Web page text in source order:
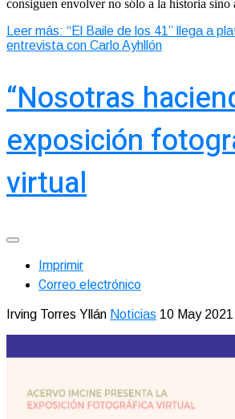
consiguen envolver no sólo a la historia sino
Leer más: “El Baile de los 41” llega a
entrevista con Carlo Ayhllón
“Nosotras
exposición
virtual
Imprimir
Correo electrónico
Irving Torres Yllán Noticias 10 May 2021